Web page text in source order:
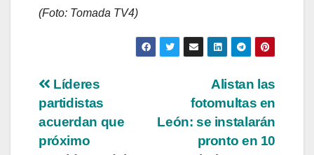
(Foto: Tomada TV4)
Alistan las
fotomultas en
León: se instalarán
pronto en 10
Líderes
partidistas
acuerdan que
próximo